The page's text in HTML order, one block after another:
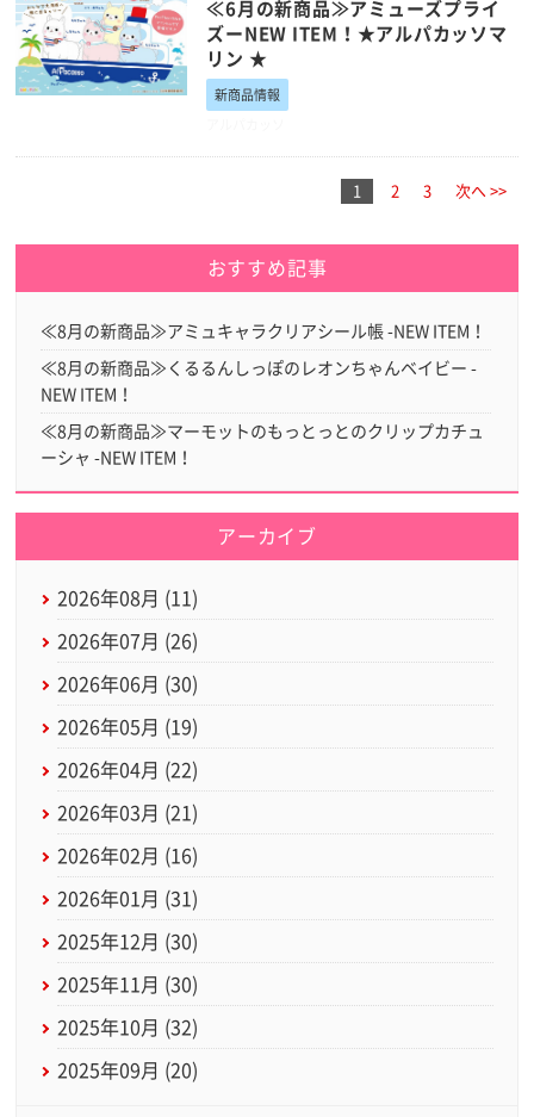
≪6月の新商品≫アミューズプライ
ズーNEW ITEM！★アルパカッソマ
リン ★
新商品情報
1 2 3 次へ >>
おすすめ記事
≪8月の新商品≫アミュキャラクリアシール帳 -NEW ITEM！
≪8月の新商品≫くるるんしっぽのレオンちゃんベイビー -
NEW ITEM！
≪8月の新商品≫マーモットのもっとっとのクリップカチュ
ーシャ -NEW ITEM！
アーカイブ
2026年08月 (11)
2026年07月 (26)
2026年06月 (30)
2026年05月 (19)
2026年04月 (22)
2026年03月 (21)
2026年02月 (16)
2026年01月 (31)
2025年12月 (30)
2025年11月 (30)
2025年10月 (32)
2025年09月 (20)